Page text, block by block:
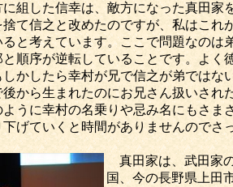
組した信幸は、敵方になった真田家
て信之と改めたのですが、私はこれ
と考えています。ここで問題なのは
順序が逆転していることです。よく
かしたら幸村が兄で信之が弟ではな
から生まれたのにお兄さん扱いされ
うに幸村の名乗りや忌み名にもさま
げていくと時間がありませんのでさ
真田家は、武田家
国、今の長野県上田